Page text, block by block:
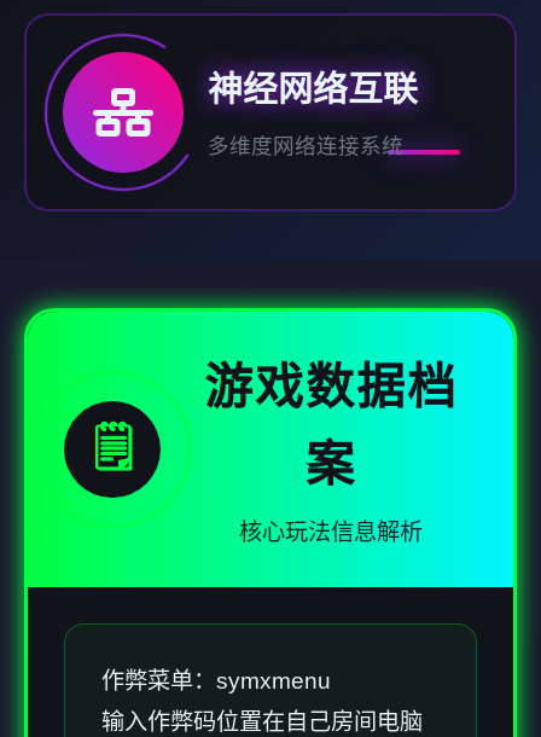
神经网络互联
多维度网络连接系统
🗒️
游戏数据档
案
核心玩法信息解析
作弊菜单：symxmenu
输入作弊码位置在自己房间电脑